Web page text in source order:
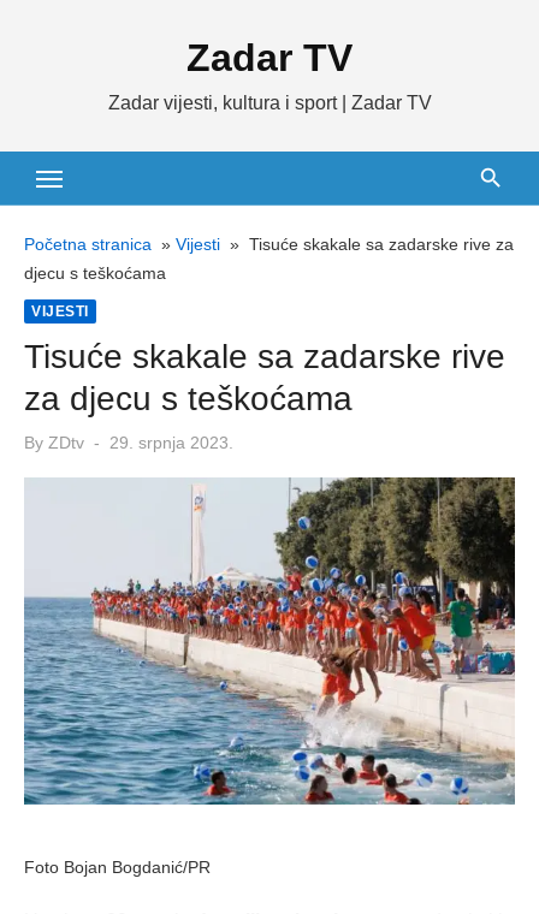
Zadar TV
Zadar vijesti, kultura i sport | Zadar TV
Početna stranica » Vijesti » Tisuće skakale sa zadarske rive za
djecu s teškoćama
VIJESTI
Tisuće skakale sa zadarske rive
za djecu s teškoćama
By ZDtv
Posted
29. srpnja 2023.
Foto Bojan Bogdanić/PR